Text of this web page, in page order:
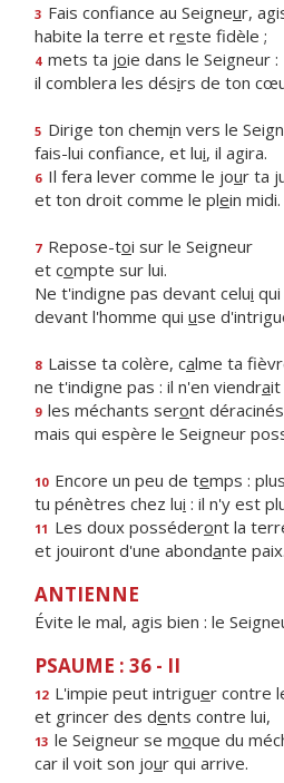
3 Fais confiance au Seigneur,
habite la terre et reste fidèle ;
4 mets ta joie dans le Seigneur :
il comblera les désirs de ton
5 Dirige ton chemin vers le
fais-lui confiance, et lui, il agira.
6 Il fera lever comme le jour ta
et ton droit comme le plein midi.
7 Repose-toi sur le Seigneur
et compte sur lui.
Ne t'indigne pas devant celui
devant l'homme qui use
8 Laisse ta colère, calme ta
ne t'indigne pas : il n'en viendrait
9 les méchants seront
mais qui espère le Seigneur
10 Encore un peu de temps :
tu pénètres chez lui : il n'y est
11 Les doux posséderont la
et jouiront d'une abondante paix.
ANTIENNE
Évite le mal, agis bien : le
PSAUME : 36 - II
12 L'impie peut intriguer contre
et grincer des dents contre lui,
13 le Seigneur se moque du
car il voit son jour qui arrive.